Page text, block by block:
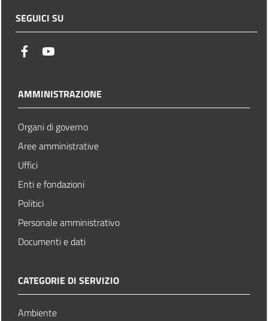
SEGUICI SU
facebook
AMMINISTRAZIONE
Organi di governo
Aree amministrative
Uffici
Enti e fondazioni
Politici
Personale amministrativo
Documenti e dati
CATEGORIE DI SERVIZIO
Ambiente